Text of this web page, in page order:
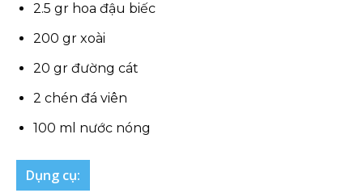
2.5 gr hoa đậu biếc
200 gr xoài
20 gr đường cát
2 chén đá viên
100 ml nước nóng
Dụng cụ: